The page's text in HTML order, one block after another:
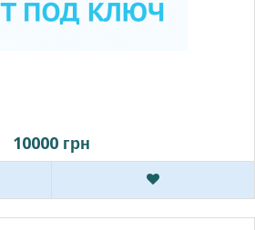
10000 грн